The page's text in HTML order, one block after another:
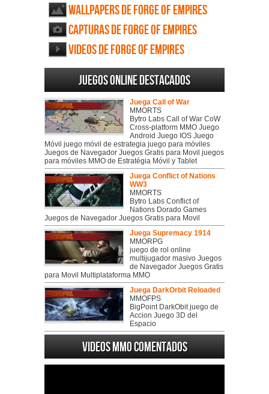
Wallpapers de Forge of Empires
Capturas de Forge of Empires
Videos de Forge of Empires
Juegos online destacados
Juega Call of War
MMORTS
Bytro Labs Call of War CoW
Cross-platform MMO Juego
Android Juego IOS Juego
Móvil juego móvil de estrategia juego para móviles
Juegos de Navegador Juegos Gratis para Movil juegos
para móviles MMO de Estratégia Móvil y Tablet
Juega Conflict of Nations
WW3
MMORTS
Bytro Labs Conflict of
Nations Dorado Games
Juegos de Navegador Juegos Gratis para Movil
Juega Supremacy 1914
MMORPG
juego de rol online
multijugador masivo Juegos
de Navegador Juegos Gratis
para Movil Multiplataforma MMO
Juega DarkOrbit Reloaded
MMOFPS
BigPoint DarkObit juego de
Accion Juego 3D del
Espacio
Videos MMO Comentados